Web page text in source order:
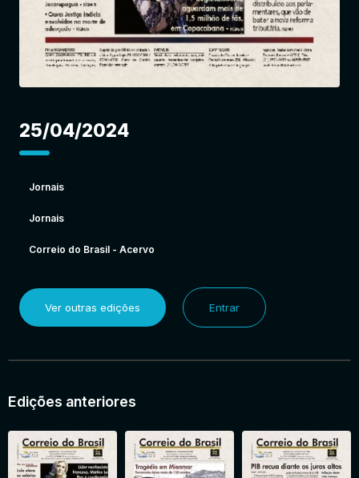
25/04/2024
Jornais
Jornais
Correio do Brasil - Acervo
Ver outras edições Entrar
Edições anteriores